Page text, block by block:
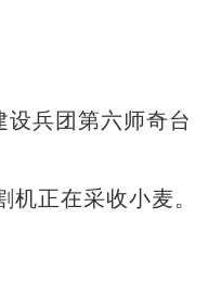
兵团第六师奇台
正在采收小麦。